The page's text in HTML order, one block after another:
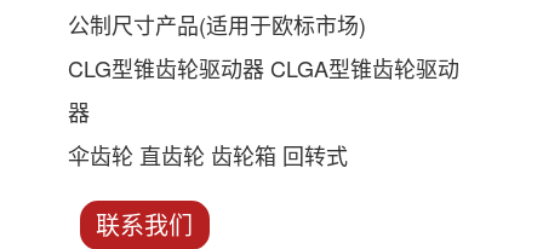
公制尺寸产品(适用于欧标市场)
CLG型锥齿轮驱动器 CLGA型锥齿轮驱动
器
伞齿轮 直齿轮 齿轮箱 回转式
联系我们